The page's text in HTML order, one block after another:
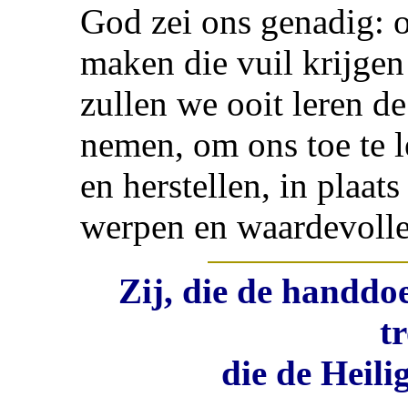
God zei ons genadig:
maken die vuil krijgen
zullen we ooit leren
nemen, om ons toe te
en herstellen, in
werpen en
Zij, die de
die de